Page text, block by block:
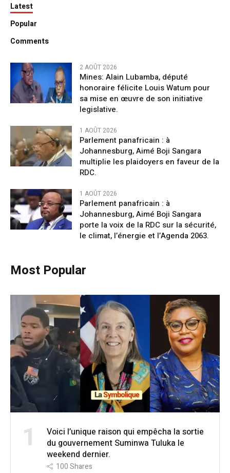
Latest
Popular
Comments
2 AOÛT 2026
Mines: Alain Lubamba, député
honoraire félicite Louis Watum pour
sa mise en œuvre de son initiative
legislative.
1 AOÛT 2026
Parlement panafricain : à
Johannesburg, Aimé Boji Sangara
multiplie les plaidoyers en faveur de la
RDC.
1 AOÛT 2026
Parlement panafricain : à
Johannesburg, Aimé Boji Sangara
porte la voix de la RDC sur la sécurité,
le climat, l’énergie et l’Agenda 2063.
Most Popular
1
Voici l’unique raison qui empêcha la sortie
du gouvernement Suminwa Tuluka le
weekend dernier.
100Shares